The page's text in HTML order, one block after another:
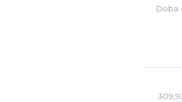
Doba